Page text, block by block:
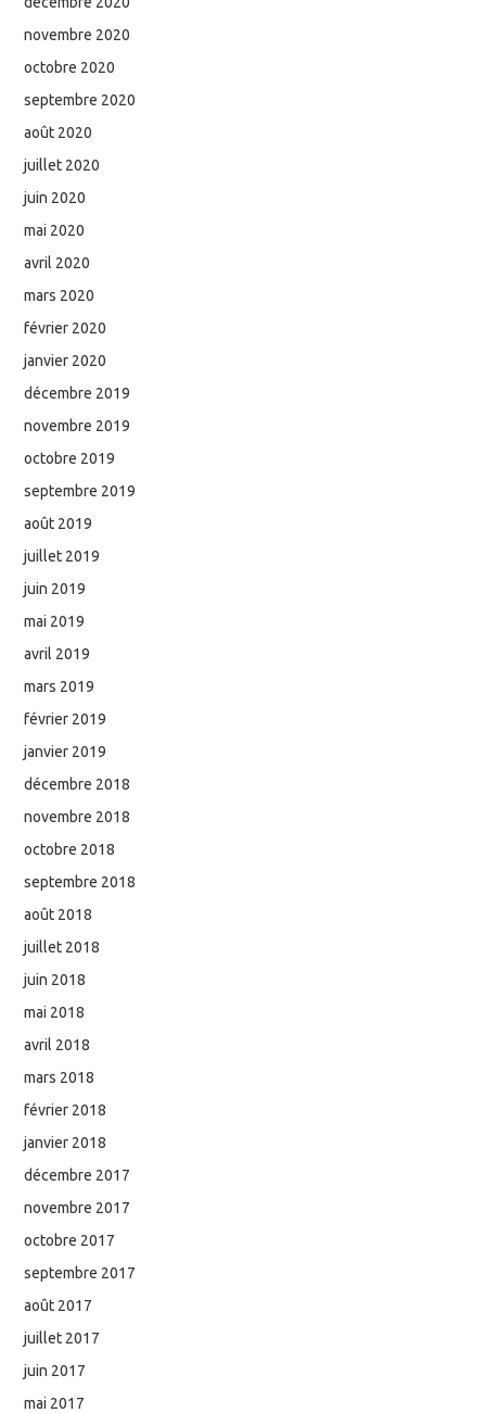
novembre 2020
octobre 2020
septembre 2020
août 2020
juillet 2020
juin 2020
mai 2020
avril 2020
mars 2020
février 2020
janvier 2020
décembre 2019
novembre 2019
octobre 2019
septembre 2019
août 2019
juillet 2019
juin 2019
mai 2019
avril 2019
mars 2019
février 2019
janvier 2019
décembre 2018
novembre 2018
octobre 2018
septembre 2018
août 2018
juillet 2018
juin 2018
mai 2018
avril 2018
mars 2018
février 2018
janvier 2018
décembre 2017
novembre 2017
octobre 2017
septembre 2017
août 2017
juillet 2017
juin 2017
mai 2017